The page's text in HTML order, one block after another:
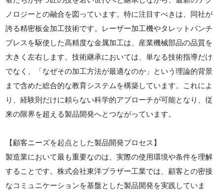
ノロジーとの融合を図っています。特に注目すべきは、同社が
誇る精密板金加工技術です。レーザー加工機やタレットパンチ
プレスを駆使した高精度な金属加工は、産業機械部品の品質を
大きく左右します。技術継承においては、単なる技術指導だけ
でなく、「なぜその加工方法が最適なのか」という理論的背景
まで含めた総合的な教育システムを構築しています。これによ
り、経験則だけに頼らない科学的アプローチが可能となり、従
来の限界を超える製品開発へとつながっています。
【顧客ニーズを起点とした製品開発プロセス】
製造業において最も重要なのは、実際の使用環境や条件を理解
することです。株式会社東洋ブラザー工業では、顧客との密接
なコミュニケーションを基盤とした製品開発を実践していま